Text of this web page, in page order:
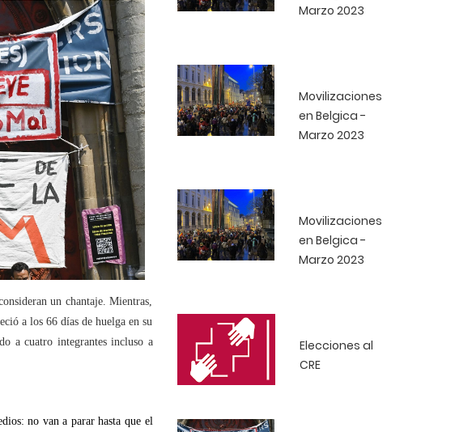
un chantaje. Mientras,
a los 66 días de huelga en su
a cuatro integrantes incluso a
no van a parar hasta que el
Marzo 2023
Movilizaciones
en Belgica -
Marzo 2023
Movilizaciones
en Belgica -
Marzo 2023
Elecciones al
CRE